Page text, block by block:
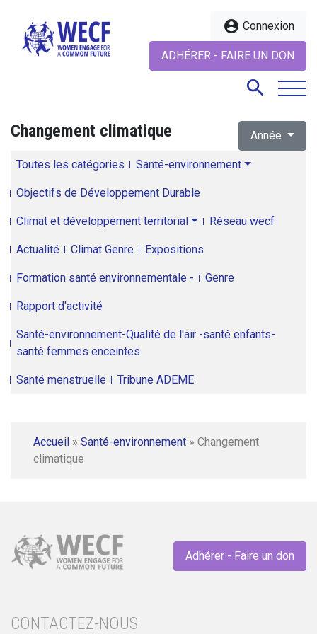
account_circle Connexion
ADHÉRER - FAIRE UN DON
search
Changement climatique Année
Toutes les catégories Santé-environnement
Objectifs de Développement Durable
Climat et développement territorial Réseau wecf
Actualité Climat Genre Expositions
Formation santé environnementale - Genre
Rapport d'activité
Santé-environnement-Qualité de l'air -santé enfants-
santé femmes enceintes
Santé menstruelle Tribune ADEME
Accueil » Santé-environnement » Changement
climatique
Adhérer - Faire un don
CONTACTEZ-NOUS